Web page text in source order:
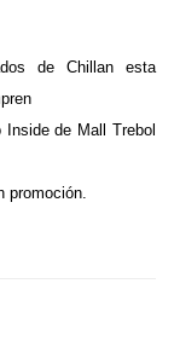
de Chillan esta
de Mall Trebol
promoción.